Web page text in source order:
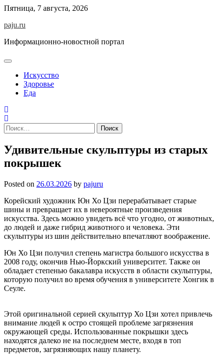
Skip
content
Пятница, 7 августа, 2026
paju.ru
Информационно-новостной портал
Искусство
Здоровье
Еда
Найти:
Удивительные скульптуры из старых
покрышек
Posted on 26.03.2026 by pajuru
Корейский художник Юн Хо Цзи перерабатывает старые
шины и превращает их в невероятные произведения
искусства. Здесь можно увидеть всё что угодно, от животных,
до людей и даже гибрид животного и человека. Эти
скульптуры из шин действительно впечатляют воображение.
Юн Хо Цзи получил степень магистра большого искусства в
2008 году, окончив Нью-Йоркский университет. Также он
обладает степенью бакалавра искусств в области скульптуры,
которую получил во время обучения в университете Хонгик в
Сеуле.
Этой оригинальной серией скульптур Хо Цзи хотел привлечь
внимание людей к остро стоящей проблеме загрязнения
окружающей среды. Использованные покрышки здесь
находятся далеко не на последнем месте, входя в топ
предметов, загрязняющих нашу планету.